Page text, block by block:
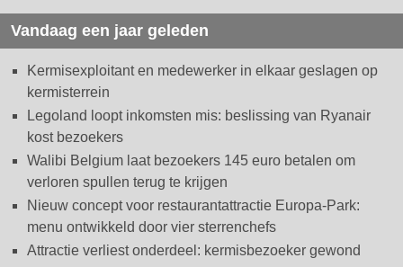
Vandaag een jaar geleden
Kermisexploitant en medewerker in elkaar geslagen op
kermisterrein
Legoland loopt inkomsten mis: beslissing van Ryanair
kost bezoekers
Walibi Belgium laat bezoekers 145 euro betalen om
verloren spullen terug te krijgen
Nieuw concept voor restaurantattractie Europa-Park:
menu ontwikkeld door vier sterrenchefs
Attractie verliest onderdeel: kermisbezoeker gewond